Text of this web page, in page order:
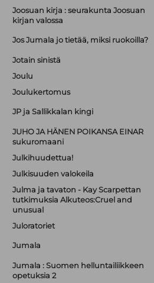
Joosuan kirja : seurakunta Joosuan
kirjan valossa
Jos Jumala jo tietää, miksi ruokoilla?
Jotain sinistä
Joulu
Joulukertomus
JP ja Sallikkalan kingi
JUHO JA HÄNEN POIKANSA EINAR
sukuromaani
Julkihuudettua!
Julkisuuden valokeila
Julma ja tavaton - Kay Scarpettan
tutkimuksia Alkuteos:Cruel and
unusual
Juloratoriet
Jumala
Jumala : Suomen helluntailiikkeen
opetuksia 2